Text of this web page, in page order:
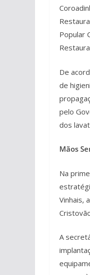
Popular
De
de
pelo
dos
Mãos
Na
Vinhais,
A